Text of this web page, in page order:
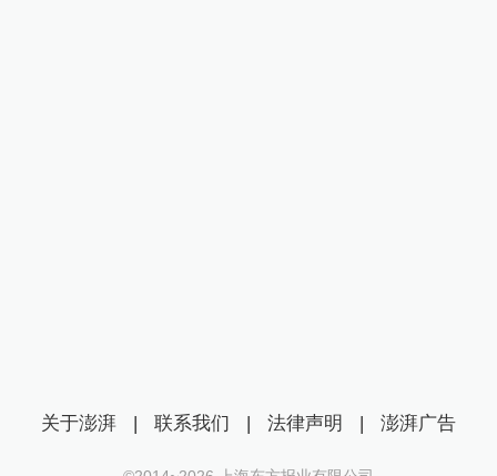
关于澎湃 | 联系我们 | 法律声明 | 澎湃广告